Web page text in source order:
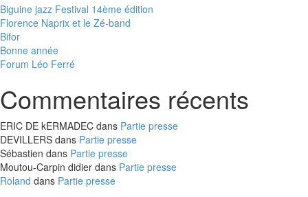
Biguine jazz Festival 14ème édition
Florence Naprix et le Zé-band
Bifor
Bonne année
Forum Léo Ferré
Commentaires récents
ERIC DE kERMADEC dans Partie presse
DEVILLERS dans Partie presse
Sébastien dans Partie presse
Moutou-Carpin didier dans Partie presse
Roland dans Partie presse